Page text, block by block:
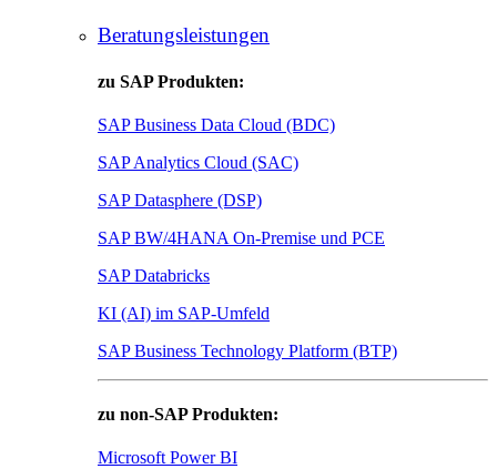
Beratungsleistungen
zu SAP Produkten:
SAP Business Data Cloud (BDC)
SAP Analytics Cloud (SAC)
SAP Datasphere (DSP)
SAP BW/4HANA On-Premise und PCE
SAP Databricks
KI (AI) im SAP-Umfeld
SAP Business Technology Platform (BTP)
zu non-SAP Produkten:
Microsoft Power BI